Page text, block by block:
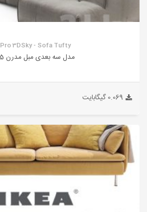
Pro 3DSky - Sofa Tufty
مدل سه بعدی مبل مدرن 25
0.069 گیگابایت